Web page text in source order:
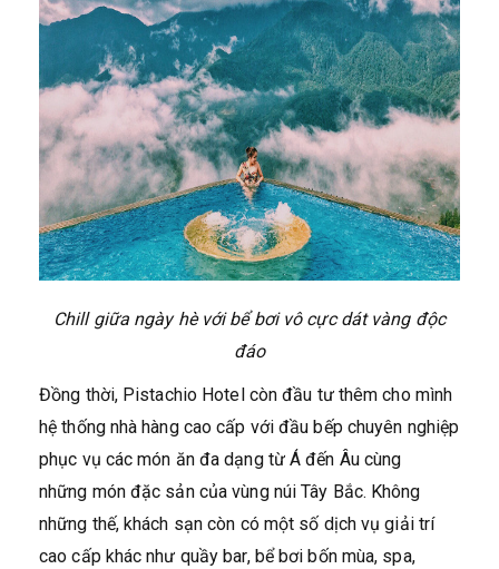
Chill giữa ngày hè với bể bơi vô cực dát vàng độc
đáo
Đồng thời, Pistachio Hotel còn đầu tư thêm cho mình
hệ thống nhà hàng cao cấp với đầu bếp chuyên nghiệp
phục vụ các món ăn đa dạng từ Á đến Âu cùng
những món đặc sản của vùng núi Tây Bắc. Không
những thế, khách sạn còn có một số dịch vụ giải trí
cao cấp khác như quầy bar, bể bơi bốn mùa, spa,